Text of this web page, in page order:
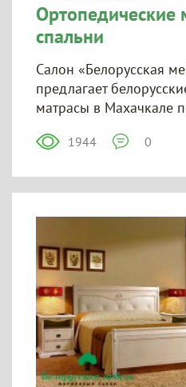
Ортопедические
спальни
Салон «Белорусская
предлагает
матрасы в Махачкале
1944 0